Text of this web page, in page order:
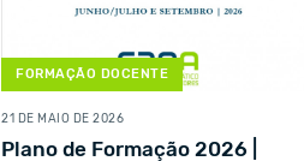
FORMAÇÃO DOCENTE
21 DE MAIO DE 2026
Plano de Formação 2026 |